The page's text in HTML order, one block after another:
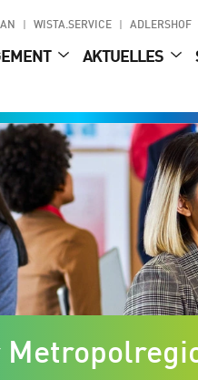
WISTA.SERVICE ADLERSHOF
AKTUELLES